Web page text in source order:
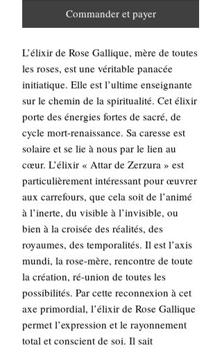
Commander et payer
L’élixir de Rose Gallique, mère de toutes
les roses, est une véritable panacée
initiatique. Elle est l’ultime enseignante
sur le chemin de la spiritualité. Cet élixir
porte des énergies fortes de sacré, de
cycle mort-renaissance. Sa caresse est
solaire et se lie à nous par le lien au
cœur. L’élixir « Attar de Zerzura » est
particulièrement intéressant pour œuvrer
aux carrefours, que cela soit de l’animé
à l’inerte, du visible à l’invisible, ou
bien à la croisée des réalités, des
royaumes, des temporalités. Il est l’axis
mundi, la rose-mère, rencontre de toute
la création, ré-union de toutes les
possibilités. Par cette reconnexion à cet
axe primordial, l’élixir de Rose Gallique
permet l’expression et le rayonnement
total et conscient de soi. Il sait